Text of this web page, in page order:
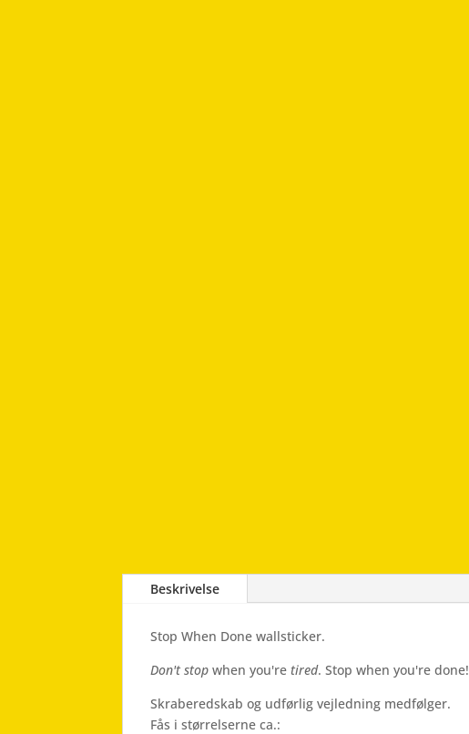
Beskrivelse
Stop When Done wallsticker.
Don't stop when you'retired. Stop when you're done!
Skraberedskab og udførlig vejledning medfølger.
Fås i størrelserne ca.: